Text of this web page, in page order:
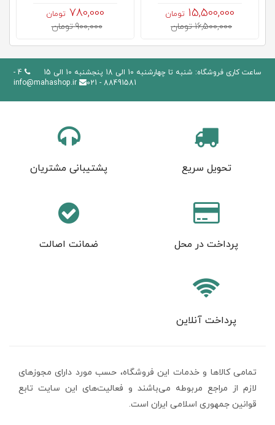
15,500,000 تومان
16,500,000 تومان
780,000 تومان
900,000 تومان
ساعت کاری فروشگاه: شنبه تا چهارشنبه 10 الی 18 پنجشنبه 10 الی 15
4 -
88491581 - 021
info@mahashop.ir
تحویل سریع پشتیبانی مشتریان
پرداخت در محل ضمانت اصالت
پرداخت آنلاین
تمامی كالاها و خدمات اين فروشگاه، حسب مورد دارای مجوزهای
لازم از مراجع مربوطه می‌باشند و فعاليت‌های اين سايت تابع
قوانين جمهوری اسلامی ایران است.